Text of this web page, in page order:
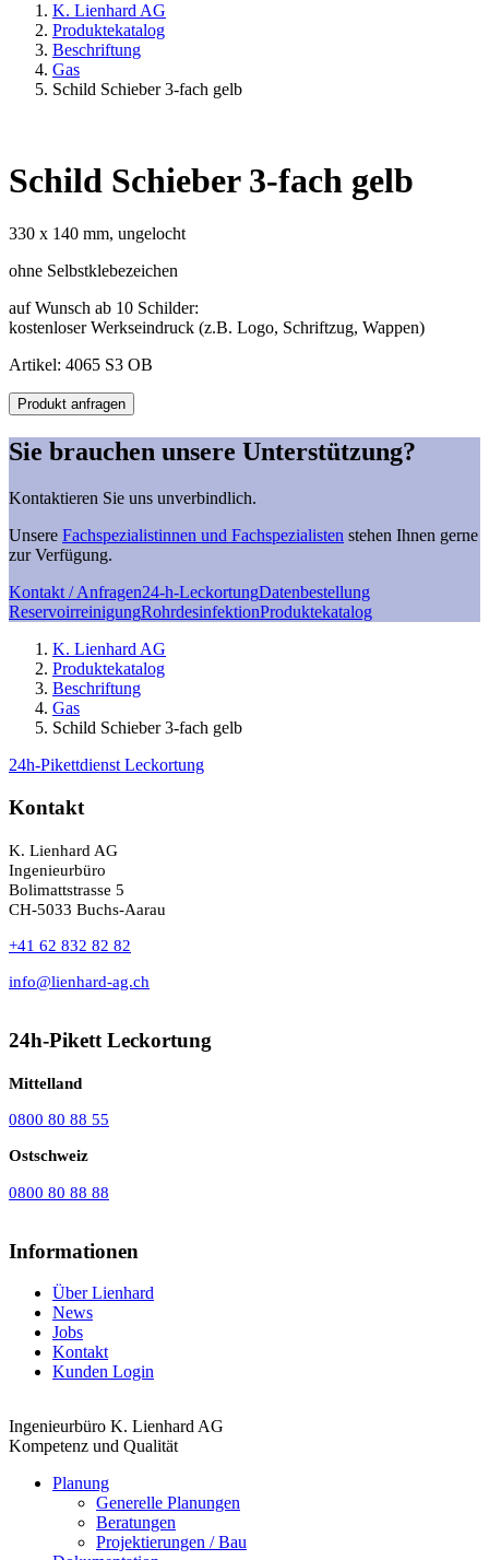
K. Lienhard AG
Produktekatalog
Beschriftung
Gas
Schild Schieber 3-fach gelb
Schild Schieber 3-fach gelb
330 x 140 mm, ungelocht
ohne Selbstklebezeichen
auf Wunsch ab 10 Schilder:
kostenloser Werkseindruck (z.B. Logo, Schriftzug, Wappen)
Artikel: 4065 S3 OB
Schild
Schieber
3-
fach
Menge
Produkt anfragen
Sie brauchen unsere Unterstützung?
Kontaktieren Sie uns unverbindlich.
Unsere Fachspezialistinnen und Fachspezialisten stehen Ihnen gerne
zur Verfügung.
Kontakt / Anfragen24-h-LeckortungDatenbestellung
ReservoirreinigungRohrdesinfektionProduktekatalog
K. Lienhard AG
Produktekatalog
Beschriftung
Gas
Schild Schieber 3-fach gelb
24h-Pikettdienst Leckortung
Kontakt
K. Lienhard AG
Ingenieurbüro
Bolimattstrasse 5
CH-5033 Buchs-Aarau
+41 62 832 82 82
info@lienhard-ag.ch
24h-Pikett Leckortung
Mittelland
0800 80 88 55
Ostschweiz
0800 80 88 88
Informationen
Über Lienhard
News
Jobs
Kontakt
Kunden Login
Ingenieurbüro K. Lienhard AG
Kompetenz und Qualität
Planung
Generelle Planungen
Beratungen
Projektierungen / Bau